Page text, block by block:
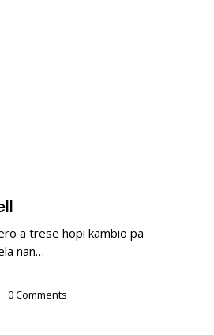
a trese hopi kambio pa
nan…
0 Comments